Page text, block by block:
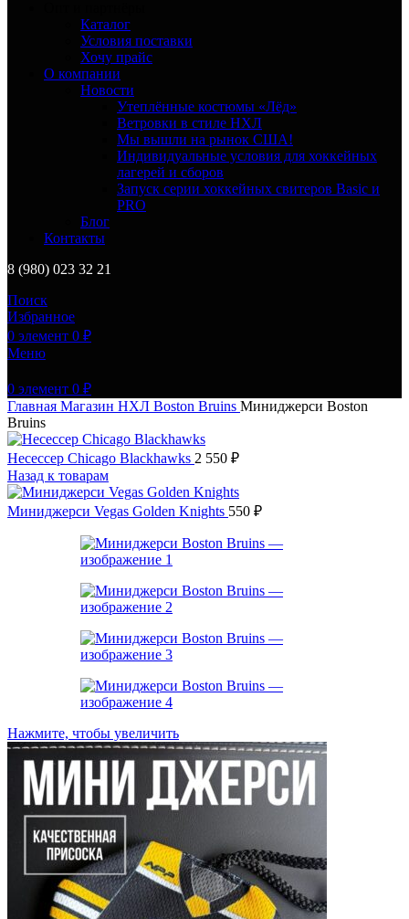
Каталог
Условия поставки
Хочу прайс
О компании
Новости
Утеплённые костюмы «Лёд»
Ветровки в стиле НХЛ
Мы вышли на рынок США!
Индивидуальные условия для хоккейных
лагерей и сборов
Запуск серии хоккейных свитеров Basic и
PRO
Блог
Контакты
8 (980) 023 32 21
Поиск
Избранное
0 элемент 0 ₽
Меню
0 элемент 0 ₽
Главная Магазин НХЛ Boston Bruins Миниджерси Boston
Bruins
Несессер Chicago Blackhawks 2 550 ₽
Назад к товарам
Миниджерси Vegas Golden Knights 550 ₽
Нажмите, чтобы увеличить